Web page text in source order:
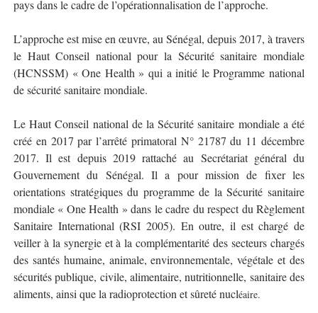
pays dans le cadre de l’opérationnalisation de l’approche.
L’approche est mise en œuvre, au Sénégal, depuis 2017, à travers
le Haut Conseil national pour la Sécurité sanitaire mondiale
(HCNSSM) « One Health » qui a initié le Programme national
de sécurité sanitaire mondiale.
Le Haut Conseil national de la Sécurité sanitaire mondiale a été
créé en 2017 par l’arrêté primatoral N° 21787 du 11 décembre
2017. Il est depuis 2019 rattaché au Secrétariat général du
Gouvernement du Sénégal. Il a pour mission de fixer les
orientations stratégiques du programme de la Sécurité sanitaire
mondiale « One Health » dans le cadre du respect du Règlement
Sanitaire International (RSI 2005). En outre, il est chargé de
veiller à la synergie et à la complémentarité des secteurs chargés
des santés humaine, animale, environnementale, végétale et des
sécurités publique, civile, alimentaire, nutritionnelle, sanitaire des
aliments, ainsi que la radioprotection et sûreté nucléaire.